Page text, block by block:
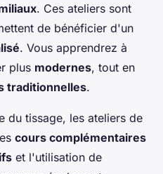
. Ces ateliers sont
de bénéficier d'un
. Vous apprendrez à
plus modernes, tout en
traditionnelles.
du tissage, les ateliers de
cours complémentaires
et l'utilisation de